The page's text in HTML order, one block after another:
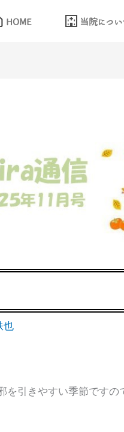
HOME 当院につい
也
を引きやすい季節ですの